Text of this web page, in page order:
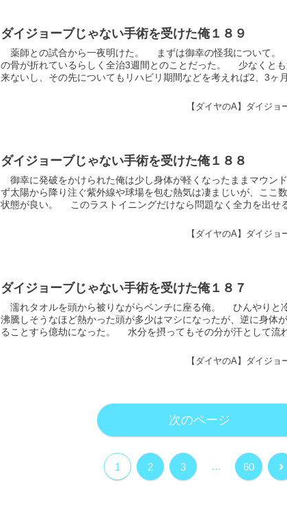
ダイジョーブじゃない手術を受けた俺１８９
薬師との試合から一夜明けた。 まずは御幸の怪我について
の骨が折れているらしく全治3週間とのことだった。 少なくとも
来ないし、その先についてもリハビリ期間などを考えれば2、3ヶ
【ダイヤのA】ダイジ
ダイジョーブじゃない手術を受けた俺１８８
御幸に発破をかけられた俺は少し身体が軽くなったままマウ
ず太陽から降り注ぐ紫外線や球場を包む熱気は凄まじいが、ここ
状態が良い。 このラストイニングだけなら問題なく全力を出せ
【ダイヤのA】ダイジ
ダイジョーブじゃない手術を受けた俺１８７
濡れタオルを頭から被りながらベンチに座る俺。 ひんやりと冷
沸騰しそうなほど熱かった頭が多少はマシになったが、逆に身体
ることすら億劫になった。 水分を摂ってもその分が汗として流
【ダイヤのA】ダイジ
次のページ
1 2 3 … 60